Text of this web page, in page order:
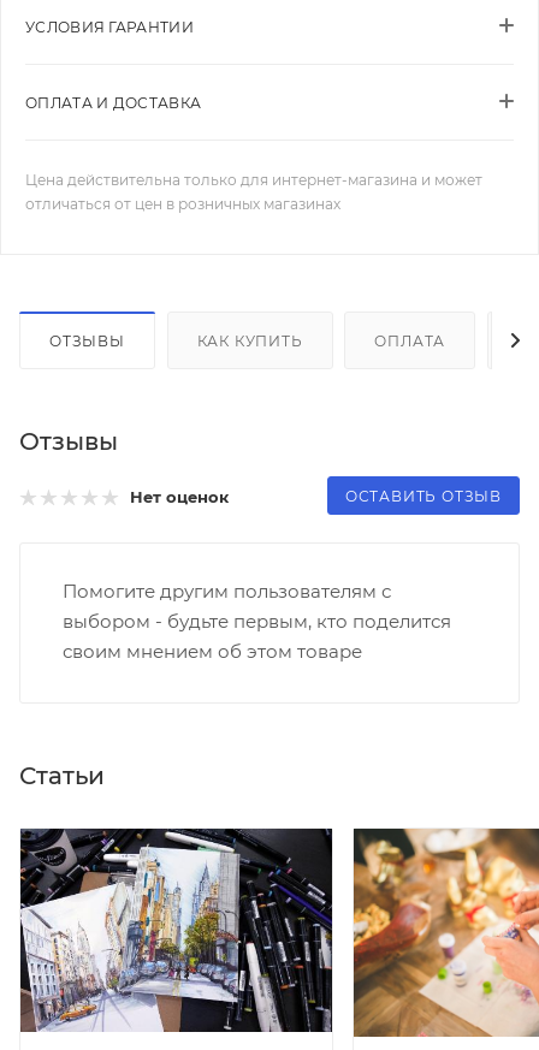
УСЛОВИЯ ГАРАНТИИ
ОПЛАТА И ДОСТАВКА
Цена действительна только для интернет-магазина и может
отличаться от цен в розничных магазинах
ОТЗЫВЫ КАК КУПИТЬ ОПЛАТА
Отзывы
Нет оценок ОСТАВИТЬ ОТЗЫВ
Помогите другим пользователям с
выбором - будьте первым, кто поделится
своим мнением об этом товаре
Статьи